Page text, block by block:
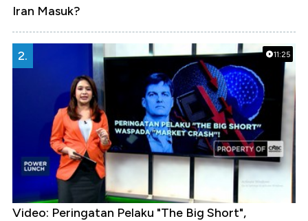
Iran Masuk?
11:25
2.
Video: Peringatan Pelaku "The Big Short",